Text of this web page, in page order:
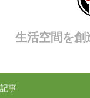
生活空間を創
記事